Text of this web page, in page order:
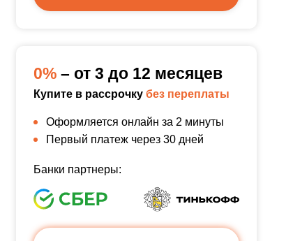
0% – от 3 до 12 месяцев
Купите в рассрочку без переплаты
Оформляется онлайн за 2 минуты
Первый платеж через 30 дней
Банки партнеры: